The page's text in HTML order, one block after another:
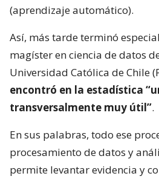
(aprendizaje automático).
Así, más tarde terminó
magíster en ciencia de datos
Universidad Católica de Chile
encontró en la estadística
transversalmente muy útil”.
En sus palabras, todo ese
procesamiento de datos y
permite levantar evidencia y